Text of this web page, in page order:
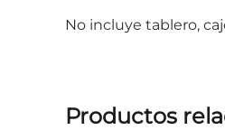
No incluye tablero,
Productos